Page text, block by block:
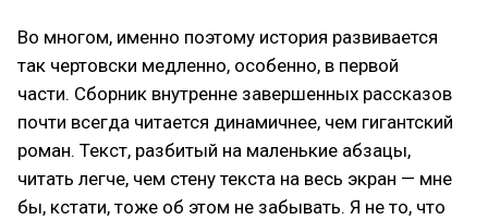
Во многом, именно поэтому история развивается
так чертовски медленно, особенно, в первой
части. Сборник внутренне завершенных рассказов
почти всегда читается динамичнее, чем гигантский
роман. Текст, разбитый на маленькие абзацы,
читать легче, чем стену текста на весь экран — мне
бы, кстати, тоже об этом не забывать. Я не то, что